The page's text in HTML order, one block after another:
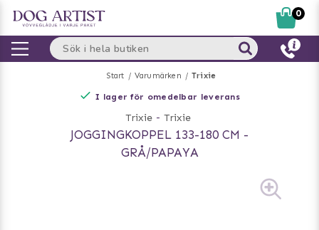
Start Varumärken Trixie
I lager för omedelbar leverans
Trixie - Trixie
JOGGINGKOPPEL 133-180 CM -
GRÅ/PAPAYA
0